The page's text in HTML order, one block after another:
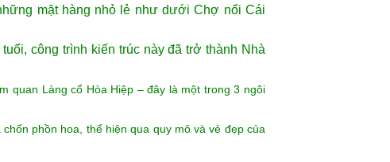
nét sinh hoạt văn hóa độc đáo, hình
cách tiếp thị độc đáo mà không cần quảng
mặt hàng nhỏ lẻ như dưới Chợ nổi Cái
công trình kiến ​​trúc này đã trở thành Nhà